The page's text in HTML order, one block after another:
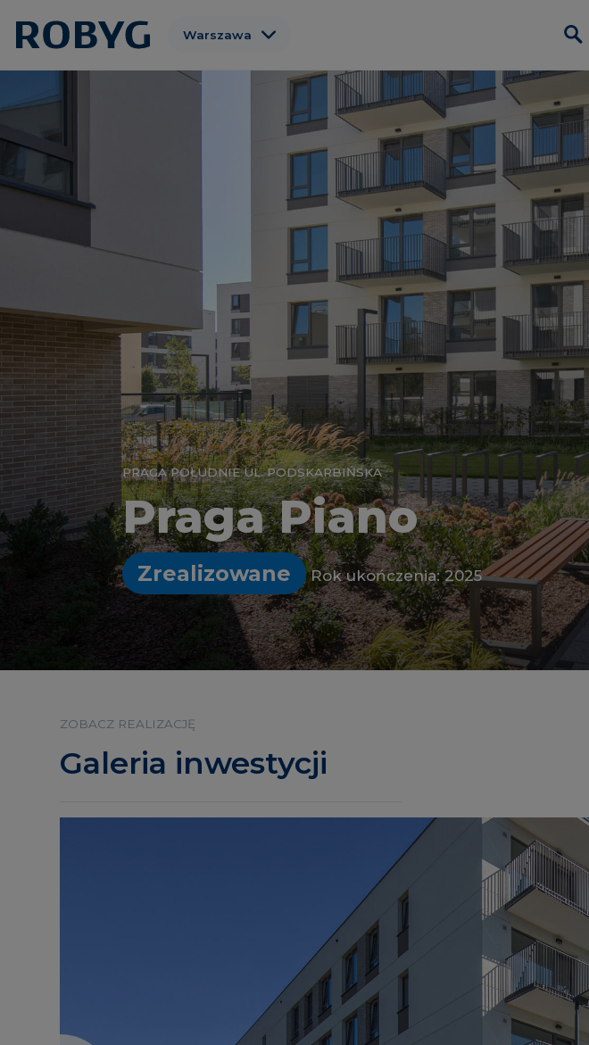
Warszawa
Gdańsk
PRAGA POŁUDNIE UL. PODSKARBIŃSKA
Praga Piano
Zrealizowane Rok ukończenia: 2025
ZOBACZ REALIZACJĘ
Galeria inwestycji